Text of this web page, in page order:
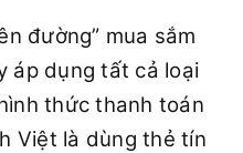
đường” mua sắm
áp dụng tất cả loại
thức thanh toán
Việt là dùng thẻ tín